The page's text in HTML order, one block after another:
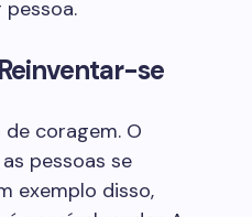
pessoa.
se
coragem. O
pessoas se
exemplo disso,